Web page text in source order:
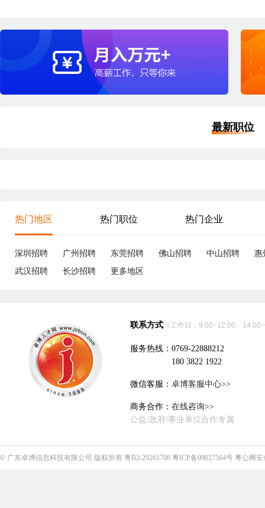
最新职位
热门地区 热门职位 热门企业
深圳招聘 广州招聘 东莞招聘 佛山招聘 中山招聘
惠
武汉招聘
长沙招聘 更多地区
联系方式 （工作日：9:00~12:00、
服务热线：0769-22888212
180 3822 1922
微信客服： 卓博客服中心>>
商务合作： 在线咨询>>
公益/政府/事业单位合作专属
© 广东卓博信息科技有限公司 版权所有 粤B2-20261708 粤ICP备09027564号 粤公网安